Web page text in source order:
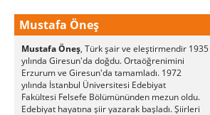
Mustafa Öneş
Mustafa Öneş, Türk şair ve eleştirmendir 1935
yılında Giresun'da doğdu. Ortaöğrenimini
Erzurum ve Giresun'da tamamladı. 1972
yılında İstanbul Üniversitesi Edebiyat
Fakültesi Felsefe Bölümününden mezun oldu.
Edebiyat hayatına şiir yazarak başladı. Şiirleri